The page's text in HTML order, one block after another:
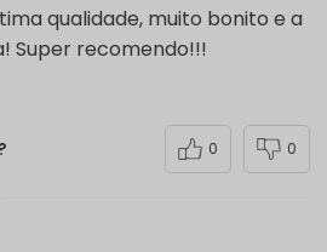
qualidade, muito bonito e a
Super recomendo!!!
0 0